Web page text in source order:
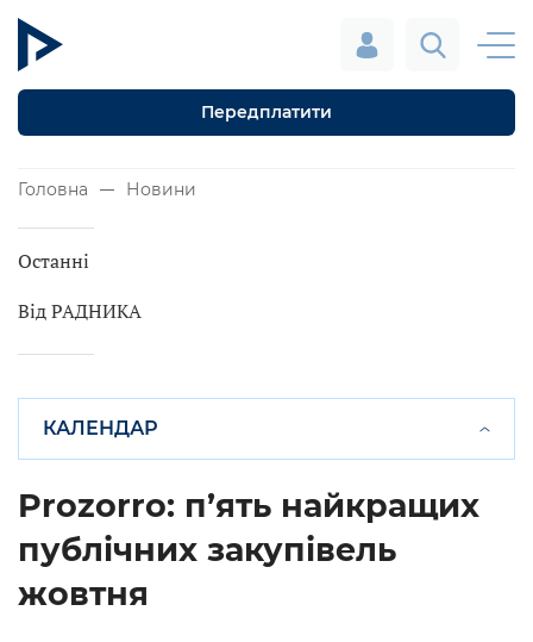
Передплатити
Головна Новини
Останні
Від РАДНИКА
КАЛЕНДАР
Prozorro: п’ять найкращих
публічних закупівель
жовтня